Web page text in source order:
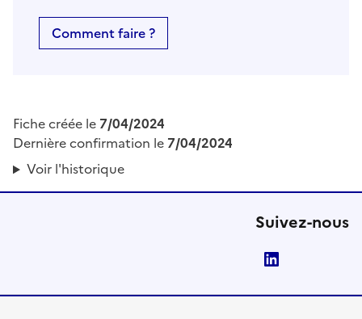
Comment faire ?
Fiche créée le 7/04/2024
Dernière confirmation le 7/04/2024
Voir l'historique
Suivez-nous